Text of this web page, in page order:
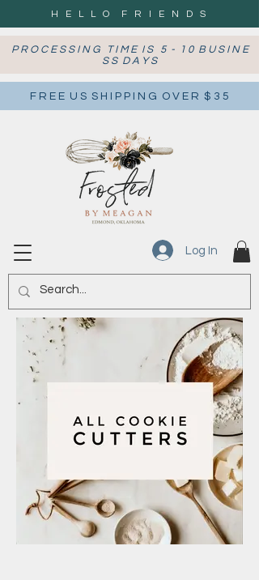
H E L L O F R I E N D S
P R O C E S S I N G T I M E I S 5 - 1 0 B U S I N E
S S D A Y S
F R E E U S S H I P P I N G O V E R $ 3 5
Log In